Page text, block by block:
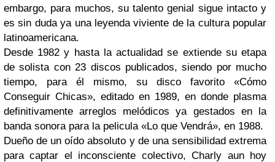
embargo, para muchos, su talento genial sigue intacto y
es sin duda ya una leyenda viviente de la cultura popular
latinoamericana.
Desde 1982 y hasta la actualidad se extiende su etapa
de solista con 23 discos publicados, siendo por mucho
tiempo, para él mismo, su disco favorito «Cómo
Conseguir Chicas», editado en 1989, en donde plasma
definitivamente arreglos melódicos ya gestados en la
banda sonora para la pelicula «Lo que Vendrá», en 1988.
Dueño de un oído absoluto y de una sensibilidad extrema
para captar el inconsciente colectivo, Charly aun hoy